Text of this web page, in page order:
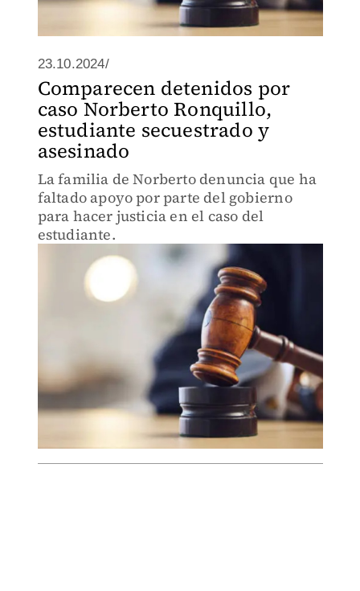
23.10.2024/
Comparecen detenidos por
caso Norberto Ronquillo,
estudiante secuestrado y
asesinado
La familia de Norberto denuncia que ha
faltado apoyo por parte del gobierno
para hacer justicia en el caso del
estudiante.